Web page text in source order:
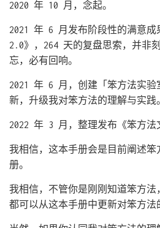
2020 年 10 月，念起。
2021 年 6 月发布阶段性的满意成
2.0》，264 天的复盘思索，并非
忘，必有回响。
2021 年 6 月，创建「笨方法实验
新，升级我对笨方法的理解与实践
2022 年 3 月，整理发布《笨方法
我相信，这本手册会是目前阐述
册。
我相信，不管你是刚刚知道笨方法
都可以从这本手册中更新对笨方法